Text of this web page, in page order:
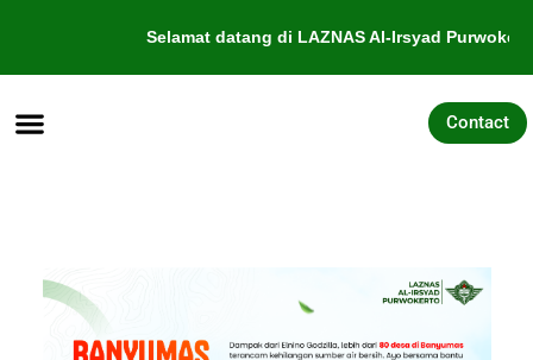
Selamat datang di LAZNAS Al-Irsyad Purwokerto
Contact